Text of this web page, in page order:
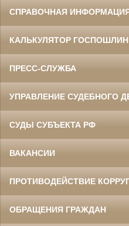
СПРАВОЧНАЯ
КАЛЬКУЛЯТОР
ПРЕСС-СЛУЖБА
УПРАВЛЕНИЕ СУДЕБНОГО
СУДЫ СУБЪЕКТА РФ
ВАКАНСИИ
ПРОТИВОДЕЙСТВИЕ
ОБРАЩЕНИЯ ГРАЖДАН